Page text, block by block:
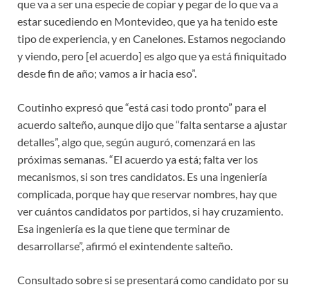
que va a ser una especie de copiar y pegar de lo que va a
estar sucediendo en Montevideo, que ya ha tenido este
tipo de experiencia, y en Canelones. Estamos negociando
y viendo, pero [el acuerdo] es algo que ya está finiquitado
desde fin de año; vamos a ir hacia eso”.
Coutinho expresó que “está casi todo pronto” para el
acuerdo salteño, aunque dijo que “falta sentarse a ajustar
detalles”, algo que, según auguró, comenzará en las
próximas semanas. “El acuerdo ya está; falta ver los
mecanismos, si son tres candidatos. Es una ingeniería
complicada, porque hay que reservar nombres, hay que
ver cuántos candidatos por partidos, si hay cruzamiento.
Esa ingeniería es la que tiene que terminar de
desarrollarse”, afirmó el exintendente salteño.
Consultado sobre si se presentará como candidato por su